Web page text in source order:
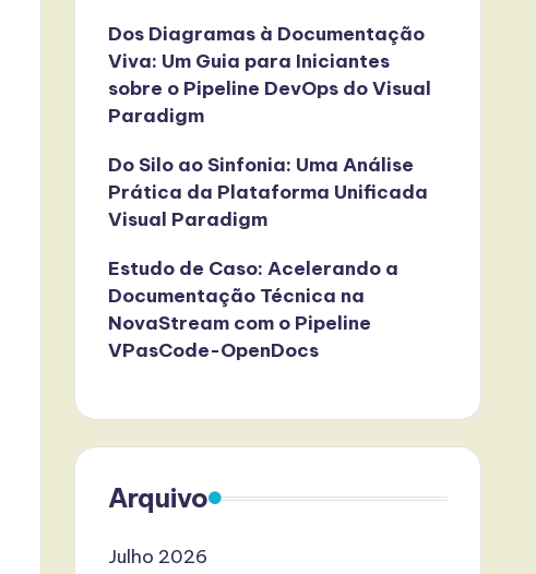
Dos Diagramas à Documentação
Viva: Um Guia para Iniciantes
sobre o Pipeline DevOps do Visual
Paradigm
Do Silo ao Sinfonia: Uma Análise
Prática da Plataforma Unificada
Visual Paradigm
Estudo de Caso: Acelerando a
Documentação Técnica na
NovaStream com o Pipeline
VPasCode-OpenDocs
Arquivo
Julho 2026